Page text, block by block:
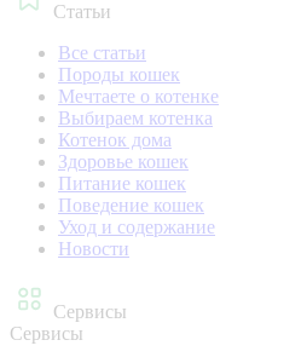
Статьи
Все статьи
Породы кошек
Мечтаете о котенке
Выбираем котенка
Котенок дома
Здоровье кошек
Питание кошек
Поведение кошек
Уход и содержание
Новости
Сервисы
Сервисы